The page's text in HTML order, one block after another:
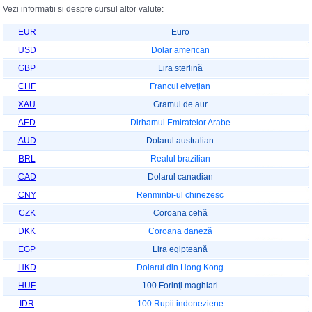
Vezi informatii si despre cursul altor valute:
EUR
Euro
USD
Dolar american
GBP
Lira sterlină
CHF
Francul elveţian
XAU
Gramul de aur
AED
Dirhamul Emiratelor Arabe
AUD
Dolarul australian
BRL
Realul brazilian
CAD
Dolarul canadian
CNY
Renminbi-ul chinezesc
CZK
Coroana cehă
DKK
Coroana daneză
EGP
Lira egipteană
HKD
Dolarul din Hong Kong
HUF
100 Forinţi maghiari
IDR
100 Rupii indoneziene